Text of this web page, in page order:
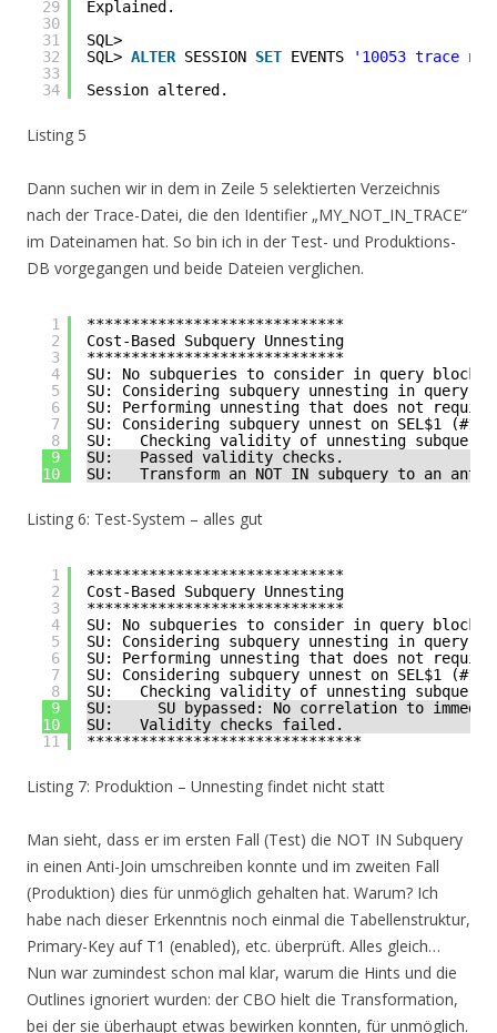
29
30
31
32
33
34
Explained.
SQL>
SQL> ALTER SESSION SET EVENTS
'10053 trace
Session altered.
Listing 5
Dann suchen wir in dem in Zeile 5 selektierten Verzeichnis
nach der Trace-Datei, die den Identifier „MY_NOT_IN_TRACE“
im Dateinamen hat. So bin ich in der Test- und Produktions-
DB vorgegangen und beide Dateien verglichen.
1
2
3
4
5
6
7
8
9
10
*****************************
Cost-Based Subquery Unnesting
*****************************
SU: No subqueries to consider in query block
SU: Considering subquery unnesting in query
SU: Performing unnesting that does not
SU: Considering subquery unnest on SEL$1 (#1).
SU:   Checking validity of unnesting subquery
SU:   Passed validity checks.
SU:   Transform an NOT IN subquery to an
Listing 6: Test-System – alles gut
1
2
3
4
5
6
7
8
9
10
11
*****************************
Cost-Based Subquery Unnesting
*****************************
SU: No subqueries to consider in query block
SU: Considering subquery unnesting in query
SU: Performing unnesting that does not
SU: Considering subquery unnest on SEL$1 (#1).
SU:   Checking validity of unnesting subquery
SU:     SU bypassed: No correlation to
SU:   Validity checks failed.
*******************************
Listing 7: Produktion – Unnesting findet nicht statt
Man sieht, dass er im ersten Fall (Test) die NOT IN Subquery
in einen Anti-Join umschreiben konnte und im zweiten Fall
(Produktion) dies für unmöglich gehalten hat. Warum? Ich
habe nach dieser Erkenntnis noch einmal die Tabellenstruktur,
Primary-Key auf T1 (enabled), etc. überprüft. Alles gleich…
Nun war zumindest schon mal klar, warum die Hints und die
Outlines ignoriert wurden: der CBO hielt die Transformation,
bei der sie überhaupt etwas bewirken konnten, für unmöglich.